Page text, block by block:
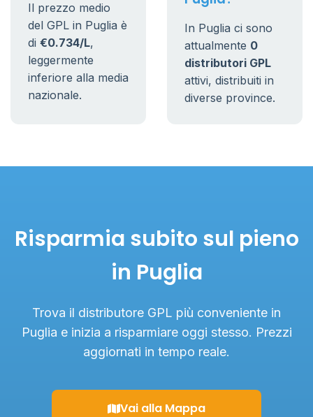
Il prezzo medio
del GPL in Puglia è
di €0.734/L,
leggermente
inferiore alla media
nazionale.
In Puglia ci sono
attualmente 0
distributori GPL
attivi, distribuiti in
diverse province.
Risparmia subito sul pieno
in Puglia
Trova il distributore GPL più conveniente in
Puglia e inizia a risparmiare oggi stesso. Prezzi
aggiornati in tempo reale.
Vai alla Mappa